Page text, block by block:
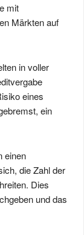
mit
Märkten auf
in voller
eines
ein
einen
die Zahl der
Dies
und das